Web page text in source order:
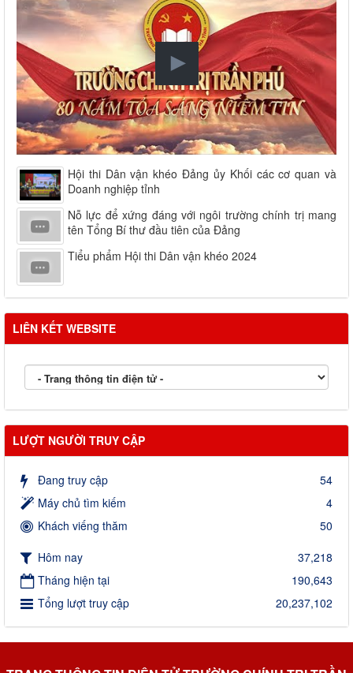
Hội thi Dân vận khéo Đảng ủy Khối các cơ quan và
Doanh nghiệp tỉnh
Nỗ lực để xứng đáng với ngôi trường chính trị mang
tên Tổng Bí thư đầu tiên của Đảng
Tiểu phẩm Hội thi Dân vận khéo 2024
LIÊN KẾT WEBSITE
LƯỢT NGƯỜI TRUY CẬP
Đang truy cập
54
Máy chủ tìm kiếm
4
Khách viếng thăm
50
Hôm nay
37,218
Tháng hiện tại
190,643
Tổng lượt truy cập
20,237,102